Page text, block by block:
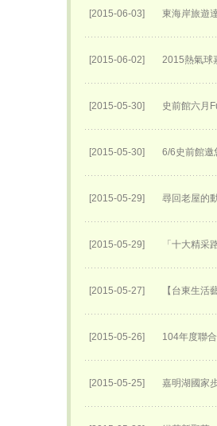
[2015-06-03] 東海岸旅遊
[2015-06-02] 2015熱氣球
[2015-05-30] 史前館六月
[2015-05-30] 6/6史前館邀
[2015-05-29] 尋回老屋的
[2015-05-29] 「十大精采
[2015-05-27] 【台東生活
[2015-05-26] 104年度聯
[2015-05-25] 嘉明湖國家